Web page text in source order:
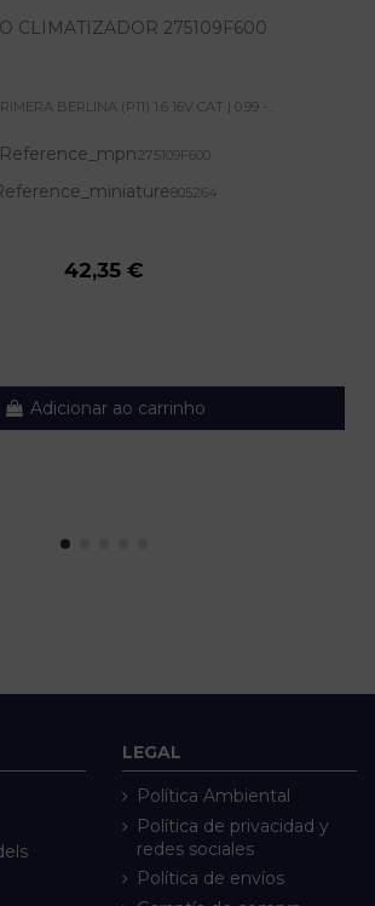
CLIMATIZADOR 275109F600
BERLINA (P11) 1.6 16V CAT | 0.99 -...
Reference_mpn275109F600
805264
42,35 €
Adicionar ao carrinho
LEGAL
Política Ambiental
Política de privacidad y
redes sociales
Política de envíos